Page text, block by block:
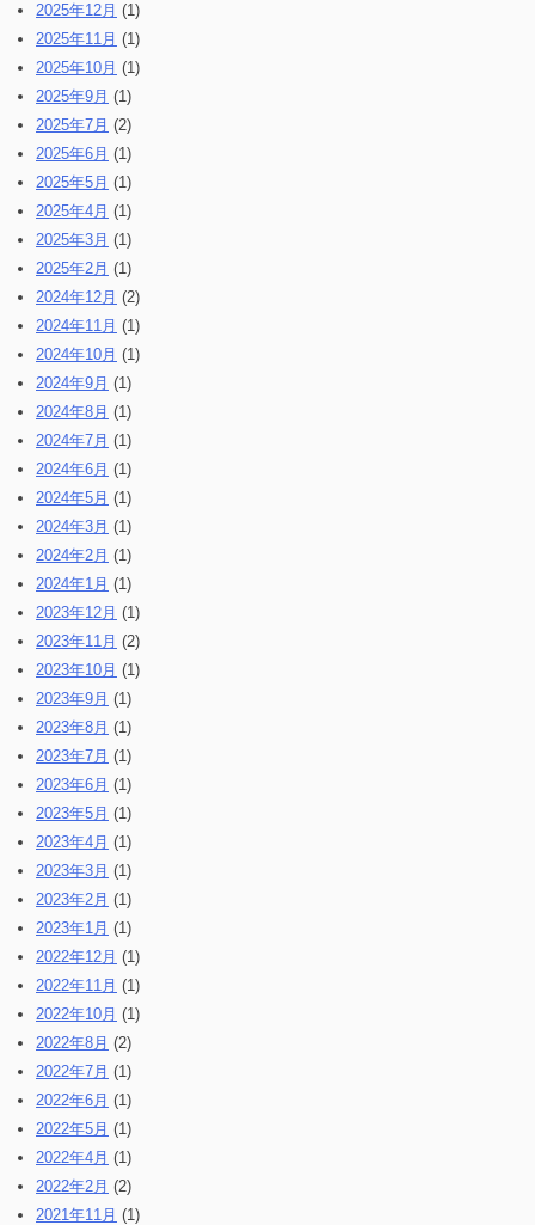
2025年12月 (1)
2025年11月 (1)
2025年10月 (1)
2025年9月 (1)
2025年7月 (2)
2025年6月 (1)
2025年5月 (1)
2025年4月 (1)
2025年3月 (1)
2025年2月 (1)
2024年12月 (2)
2024年11月 (1)
2024年10月 (1)
2024年9月 (1)
2024年8月 (1)
2024年7月 (1)
2024年6月 (1)
2024年5月 (1)
2024年3月 (1)
2024年2月 (1)
2024年1月 (1)
2023年12月 (1)
2023年11月 (2)
2023年10月 (1)
2023年9月 (1)
2023年8月 (1)
2023年7月 (1)
2023年6月 (1)
2023年5月 (1)
2023年4月 (1)
2023年3月 (1)
2023年2月 (1)
2023年1月 (1)
2022年12月 (1)
2022年11月 (1)
2022年10月 (1)
2022年8月 (2)
2022年7月 (1)
2022年6月 (1)
2022年5月 (1)
2022年4月 (1)
2022年2月 (2)
2021年11月 (1)